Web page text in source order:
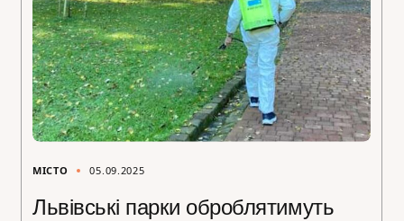
МІСТО 05.09.2025
Львівські парки оброблятимуть